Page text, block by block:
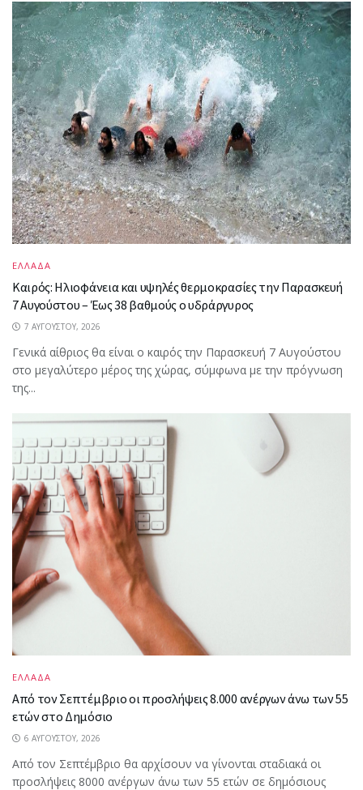
ΕΛΛΑΔΑ
Καιρός: Ηλιοφάνεια και υψηλές θερμοκρασίες την Παρασκευή
7 Αυγούστου – Έως 38 βαθμούς ο υδράργυρος
7 ΑΥΓΟΎΣΤΟΥ, 2026
Γενικά αίθριος θα είναι ο καιρός την Παρασκευή 7 Αυγούστου
στο μεγαλύτερο μέρος της χώρας, σύμφωνα με την πρόγνωση
της...
ΕΛΛΑΔΑ
Από τον Σεπτέμβριο οι προσλήψεις 8.000 ανέργων άνω των 55
ετών στο Δημόσιο
6 ΑΥΓΟΎΣΤΟΥ, 2026
Από τον Σεπτέμβριο θα αρχίσουν να γίνονται σταδιακά οι
προσλήψεις 8000 ανέργων άνω των 55 ετών σε δημόσιους